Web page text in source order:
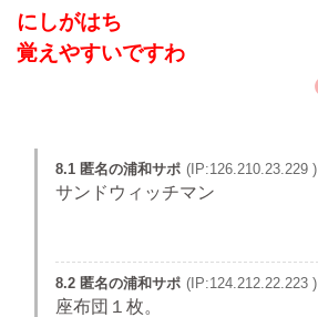
にしがはち
覚えやすいですわ
8.1 匿名の浦和サポ (IP:126.210.23.229 )
サンドウィッチマン
8.2 匿名の浦和サポ (IP:124.212.22.223 )
座布団１枚。